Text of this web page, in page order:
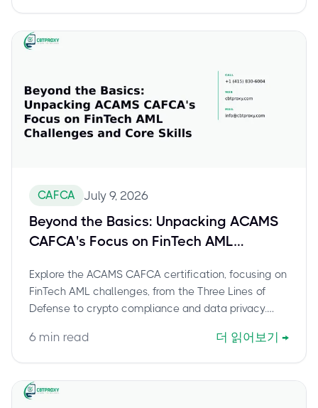
remote onboarding, crypto compliance, data privacy,
experts with critical financial-crime judgment.
CAFCA July 9, 2026
Beyond the Basics: Unpacking ACAMS
CAFCA's Focus on FinTech AML
Explore the ACAMS CAFCA certification, focusing on
FinTech AML challenges, from the Three Lines of
Defense to crypto compliance and data privacy.
judgment, and how this credential equips
professionals for digital financial services. Discover
pay-after-pass service.
6 min read 더 읽어보기 →